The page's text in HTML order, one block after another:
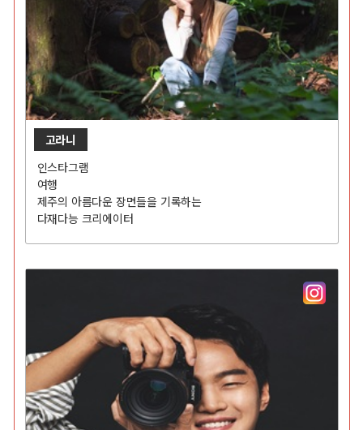
고라니
인스타그램
여행
제주의 아름다운 장면들을 기록하는
다재다능 크리에이터